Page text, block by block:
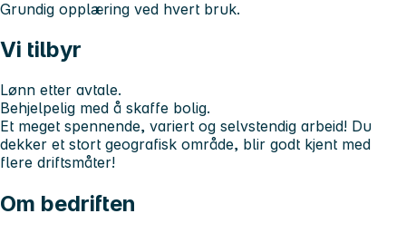
Grundig opplæring ved hvert bruk.
Vi tilbyr
Lønn etter avtale.
Behjelpelig med å skaffe bolig.
Et meget spennende, variert og selvstendig arbeid! Du
dekker et stort geografisk område, blir godt kjent med
flere driftsmåter!
Om bedriften